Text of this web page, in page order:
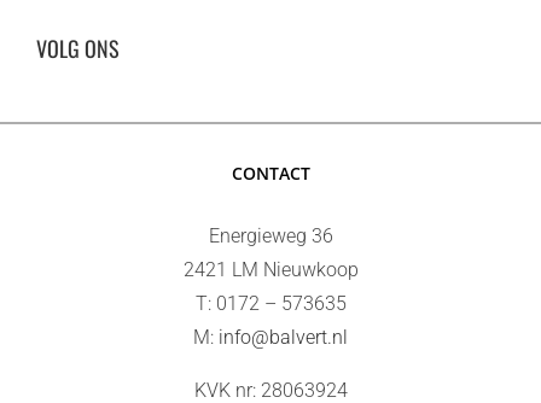
VOLG ONS
CONTACT
Energieweg 36
2421 LM Nieuwkoop
T: 0172 – 573635
M: info@balvert.nl
KVK nr: 28063924